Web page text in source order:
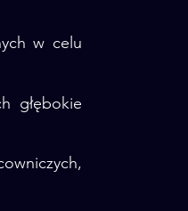
w celu
głębokie